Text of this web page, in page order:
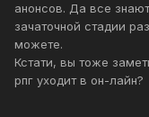
анонсов. Да все
зачаточной стадии
можете.
Кстати, вы тоже
рпг уходит в он-лайн?